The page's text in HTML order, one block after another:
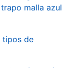
malla azul
tipos de